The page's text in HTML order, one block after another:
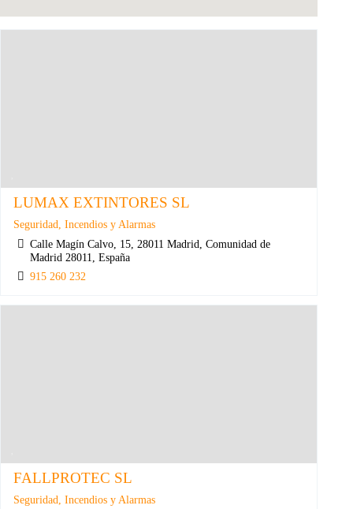
LUMAX EXTINTORES SL
Seguridad, Incendios y Alarmas
Calle Magín Calvo, 15, 28011 Madrid, Comunidad de
Madrid 28011, España
915 260 232
FALLPROTEC SL
Seguridad, Incendios y Alarmas